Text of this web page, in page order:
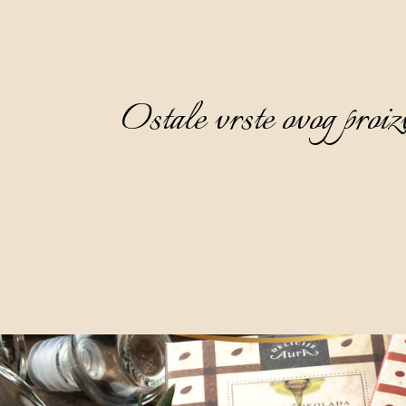
Ostale vrste ovog